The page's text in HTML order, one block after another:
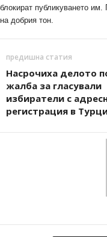
блокират публикуването
на добрия тон.
предишна статия
Насрочиха делото
жалба за гласували
избиратели с
регистрация в